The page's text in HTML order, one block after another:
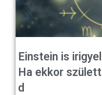
Einstein is
Ha ekkor
d